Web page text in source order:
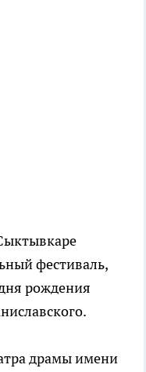
фестиваль,
рождения
драмы имени